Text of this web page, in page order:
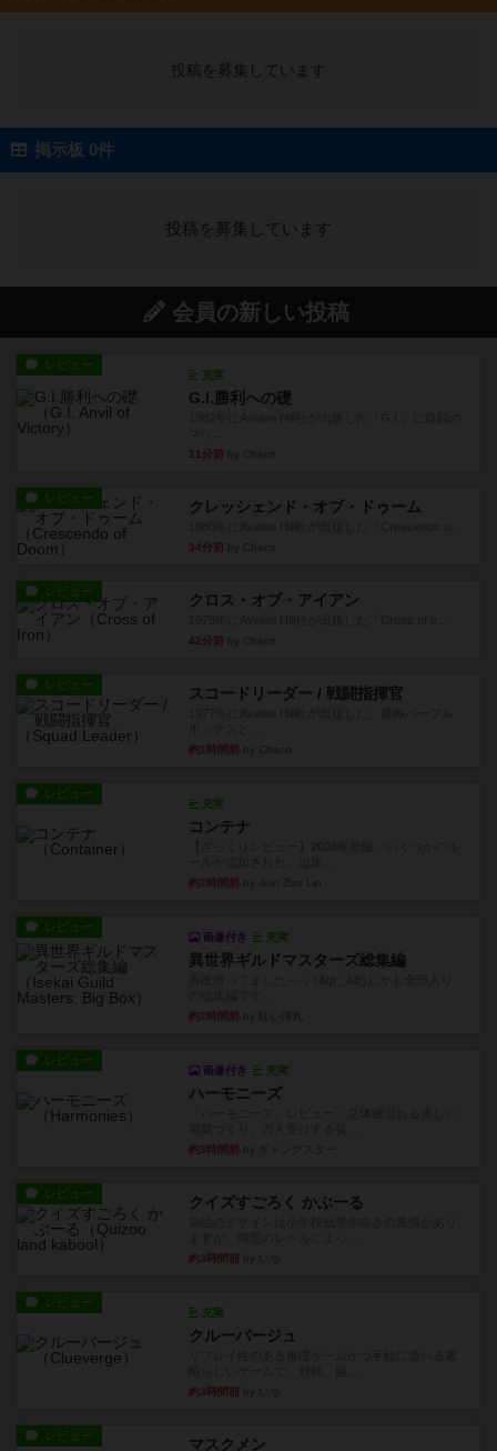
投稿を募集しています
掲示板 0件
投稿を募集しています
会員の新しい投稿
レビュー
充実
G.I.勝利への礎
11分前
レビュー クレッシェンド・オブ・ドゥーム
34分前
レビュー クロス・オブ・アイアン
42分前
レビュー スコードリーダー / 戦闘指揮官
約1時間前
レビュー
充実
コンテナ
約2時間前
レビュー
画像付き 充実
異世界ギルドマスターズ総集編
約2時間前
レビュー
画像付き 充実
ハーモニーズ
約3時間前
レビュー クイズすごろく かぶーる
約3時間前
レビュー
充実
クルーバージュ
約3時間前
レビュー マスクメン